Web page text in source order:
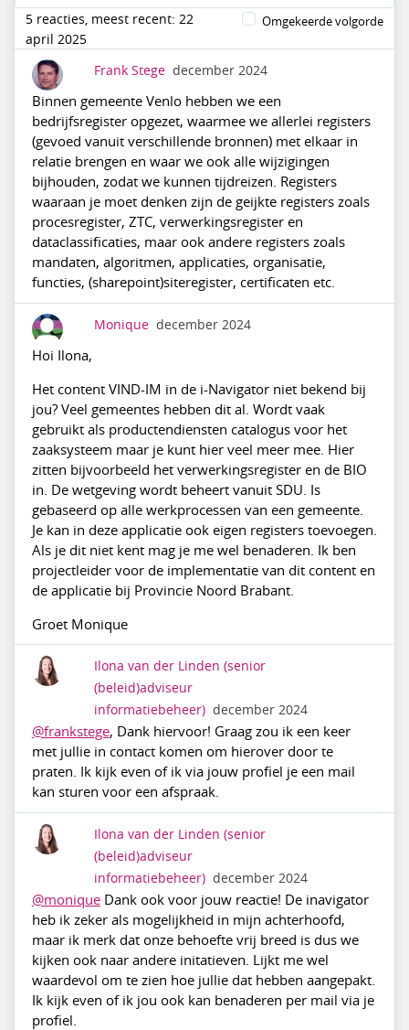
5 reacties, meest recent: 22
april 2025
Omgekeerde volgorde
Frank Stege december 2024
Binnen gemeente Venlo hebben we een
bedrijfsregister opgezet, waarmee we allerlei registers
(gevoed vanuit verschillende bronnen) met elkaar in
relatie brengen en waar we ook alle wijzigingen
bijhouden, zodat we kunnen tijdreizen. Registers
waaraan je moet denken zijn de geijkte registers zoals
procesregister, ZTC, verwerkingsregister en
dataclassificaties, maar ook andere registers zoals
mandaten, algoritmen, applicaties, organisatie,
functies, (sharepoint)siteregister, certificaten etc.
Monique december 2024
Hoi Ilona,
Het content VIND-IM in de i-Navigator niet bekend bij
jou? Veel gemeentes hebben dit al. Wordt vaak
gebruikt als productendiensten catalogus voor het
zaaksysteem maar je kunt hier veel meer mee. Hier
zitten bijvoorbeeld het verwerkingsregister en de BIO
in. De wetgeving wordt beheert vanuit SDU. Is
gebaseerd op alle werkprocessen van een gemeente.
Je kan in deze applicatie ook eigen registers toevoegen.
Als je dit niet kent mag je me wel benaderen. Ik ben
projectleider voor de implementatie van dit content en
de applicatie bij Provincie Noord Brabant.
Groet Monique
Ilona van der Linden (senior
(beleid)adviseur
informatiebeheer) december 2024
@frankstege, Dank hiervoor! Graag zou ik een keer
met jullie in contact komen om hierover door te
praten. Ik kijk even of ik via jouw profiel je een mail
kan sturen voor een afspraak.
Ilona van der Linden (senior
(beleid)adviseur
informatiebeheer) december 2024
@moniqueDank ook voor jouw reactie! De inavigator
heb ik zeker als mogelijkheid in mijn achterhoofd,
maar ik merk dat onze behoefte vrij breed is dus we
kijken ook naar andere initatieven. Lijkt me wel
waardevol om te zien hoe jullie dat hebben aangepakt.
Ik kijk even of ik jou ook kan benaderen per mail via je
profiel.